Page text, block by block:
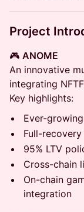
Project
🎮 ANOME
An innovative
integrating
Key highlights:
Ever-
Full-recovery
95% LTV
Cross-chain
On-chain
integration